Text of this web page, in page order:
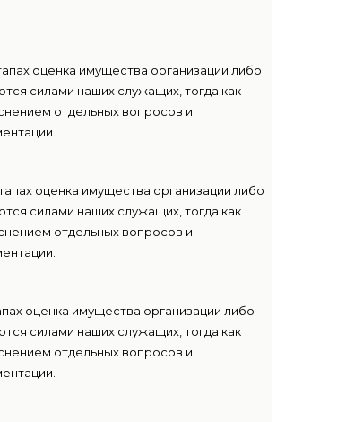
оценка имущества организации либо
силами наших служащих, тогда как
отдельных вопросов и
оценка имущества организации либо
силами наших служащих, тогда как
отдельных вопросов и
оценка имущества организации либо
силами наших служащих, тогда как
отдельных вопросов и